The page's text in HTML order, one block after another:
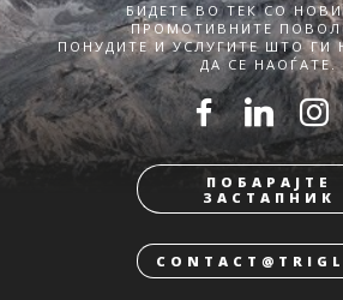
БИДЕТЕ ВО ТЕК СО
ПРОМОТИВНИТЕ
ПОНУДИТЕ И УСЛУГИТЕ ШТО ГИ
ДА СЕ НАОЃАТЕ.
ПОБАРАЈТЕ
ЗАСТАПНИК